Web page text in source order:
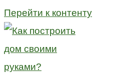
Перейти к контенту